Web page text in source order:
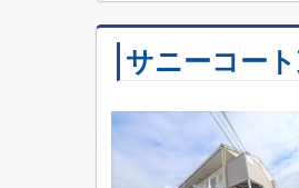
サニーコー